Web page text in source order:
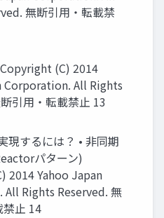
無断引用・転載禁
(C) 2014
Corporation. All Rights
引用・転載禁止 13
現するには？ • 非同期
パターン)
2014 Yahoo Japan
Rights Reserved. 無
禁止 14